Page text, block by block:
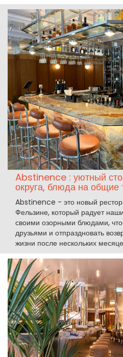
Abstinence : уютный
округа, блюда на общие
Abstinence - это новый
Фельзине, который радует
своими озорными блюдами,
друзьями и отпраздновать
жизни после нескольких